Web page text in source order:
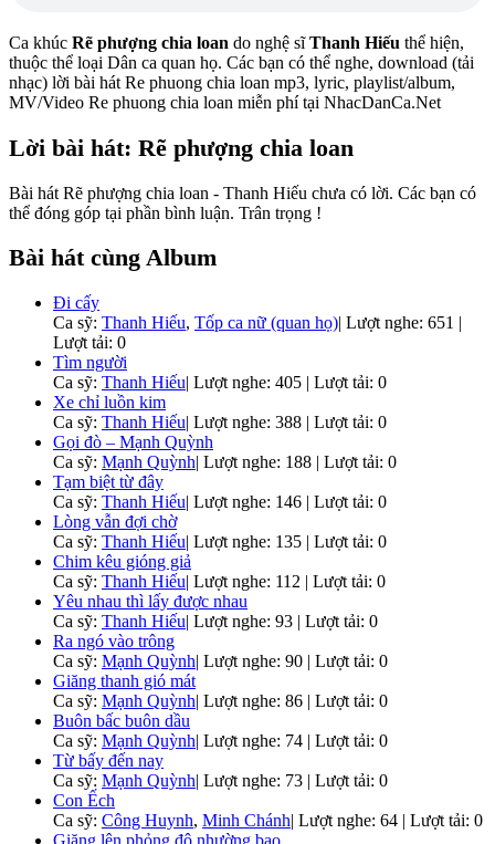
Ca khúc Rẽ phượng chia loan do nghệ sĩThanh Hiếu thể hiện,
thuộc thể loại Dân ca quan họ. Các bạn có thể nghe, download (tải
nhạc) lời bài hát Re phuong chia loan mp3, lyric, playlist/album,
MV/Video Re phuong chia loan miễn phí tại NhacDanCa.Net
Lời bài hát: Rẽ phượng chia loan
Bài hát Rẽ phượng chia loan - Thanh Hiếu chưa có lời. Các bạn có
thể đóng góp tại phần bình luận. Trân trọng !
Bài hát cùng Album
Đi cấy
Ca sỹ: Thanh Hiếu, Tốp ca nữ (quan họ)| Lượt nghe: 651 |
Lượt tải: 0
Tìm người
Ca sỹ: Thanh Hiếu| Lượt nghe: 405 | Lượt tải: 0
Xe chỉ luồn kim
Ca sỹ: Thanh Hiếu| Lượt nghe: 388 | Lượt tải: 0
Gọi đò – Mạnh Quỳnh
Ca sỹ: Mạnh Quỳnh| Lượt nghe: 188 | Lượt tải: 0
Tạm biệt từ đây
Ca sỹ: Thanh Hiếu| Lượt nghe: 146 | Lượt tải: 0
Lòng vẫn đợi chờ
Ca sỹ: Thanh Hiếu| Lượt nghe: 135 | Lượt tải: 0
Chim kêu gióng giả
Ca sỹ: Thanh Hiếu| Lượt nghe: 112 | Lượt tải: 0
Yêu nhau thì lấy được nhau
Ca sỹ: Thanh Hiếu| Lượt nghe: 93 | Lượt tải: 0
Ra ngó vào trông
Ca sỹ: Mạnh Quỳnh| Lượt nghe: 90 | Lượt tải: 0
Giăng thanh gió mát
Ca sỹ: Mạnh Quỳnh| Lượt nghe: 86 | Lượt tải: 0
Buôn bấc buôn dầu
Ca sỹ: Mạnh Quỳnh| Lượt nghe: 74 | Lượt tải: 0
Từ bấy đến nay
Ca sỹ: Mạnh Quỳnh| Lượt nghe: 73 | Lượt tải: 0
Con Ếch
Ca sỹ: Công Huynh, Minh Chánh| Lượt nghe: 64 | Lượt tải: 0
Giăng lên phỏng độ nhường bao